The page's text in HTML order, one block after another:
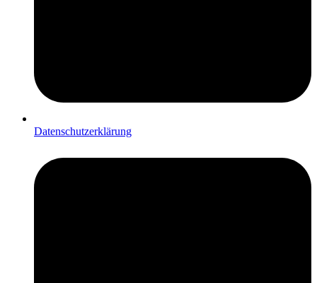
Datenschutzerklärung